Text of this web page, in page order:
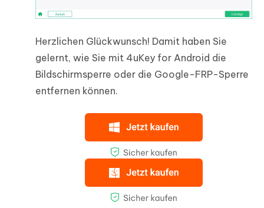
Herzlichen Glückwunsch! Damit haben Sie
gelernt, wie Sie mit 4uKey for Android die
Bildschirmsperre oder die Google-FRP-Sperre
entfernen können.